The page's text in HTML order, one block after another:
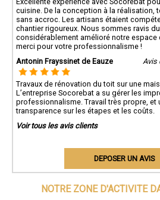
cuisine. De la conception à la réalisation,
sans accroc. Les artisans étaient
chantier rigoureux. Nous sommes ravis
considérablement amélioré notre espace
merci pour votre professionnalisme !
Antonin Frayssinet de Eauze
Avis
Travaux de rénovation du toit sur une
L’entreprise Socorebat a su gérer les
professionnalisme. Travail très propre, et
transparence sur les étapes et les coûts.
Voir tous les avis clients
DEPOSER UN AVIS
NOTRE ZONE D'ACTIVITE